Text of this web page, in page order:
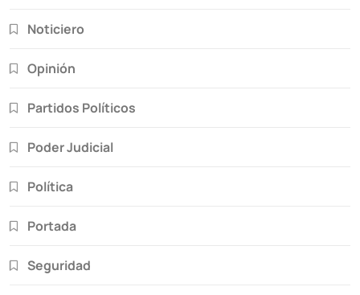
Noticiero
Opinión
Partidos Políticos
Poder Judicial
Política
Portada
Seguridad